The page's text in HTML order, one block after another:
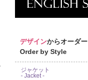
デザインからオーダー
Order by Style
ジャケット
- Jacket -